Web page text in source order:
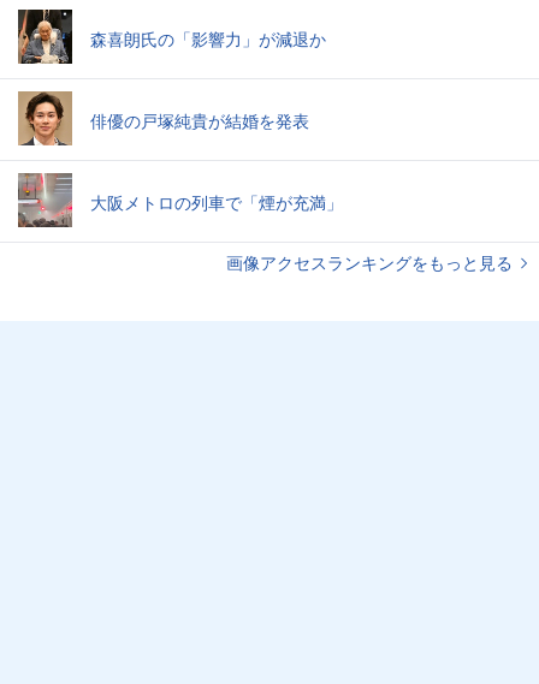
森喜朗氏の「影響力」が減退か
俳優の戸塚純貴が結婚を発表
大阪メトロの列車で「煙が充満」
画像アクセスランキングをもっと見る